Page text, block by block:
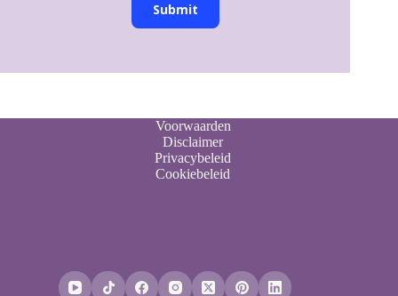
Submit
Voorwaarden
Disclaimer
Privacybeleid
Cookiebeleid